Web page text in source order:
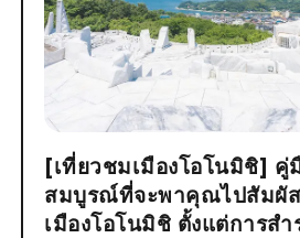
[เที่ยวชมเมืองโอโนมิชิ] คู่
สมบูรณ์ที่จะพาคุณไปสัมผั
เมืองโอโนมิชิ ตั้งแต่การส